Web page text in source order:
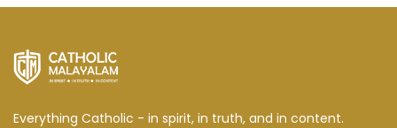
Everything Catholic - in spirit, in truth, and in content.